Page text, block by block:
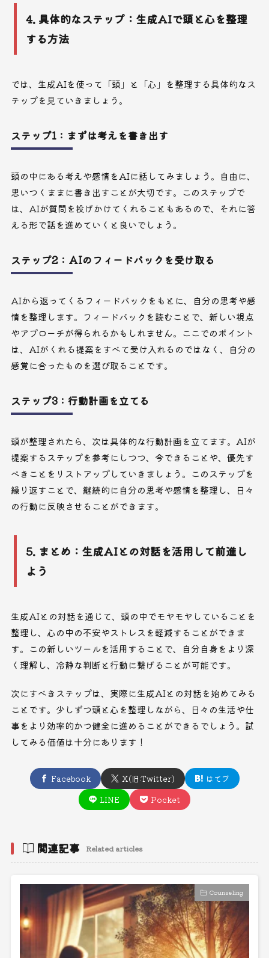
4. 具体的なステップ：生成AIで頭と心を整理
する方法
では、生成AIを使って「頭」と「心」を整理する具体的なス
テップを見ていきましょう。
ステップ1：まずは考えを書き出す
頭の中にある考えや感情をAIに話してみましょう。自由に、
思いつくままに書き出すことが大切です。このステップで
は、AIが質問を投げかけてくれることもあるので、それに答
える形で話を進めていくと良いでしょう。
ステップ2：AIのフィードバックを受け取る
AIから返ってくるフィードバックをもとに、自分の思考や感
情を整理します。フィードバックを読むことで、新しい視点
やアプローチが得られるかもしれません。ここでのポイント
は、AIがくれる提案をすべて受け入れるのではなく、自分の
感覚に合ったものを選び取ることです。
ステップ3：行動計画を立てる
頭が整理されたら、次は具体的な行動計画を立てます。AIが
提案するステップを参考にしつつ、今できることや、優先す
べきことをリストアップしていきましょう。このステップを
繰り返すことで、継続的に自分の思考や感情を整理し、日々
の行動に反映させることができます。
5. まとめ：生成AIとの対話を活用して前進し
よう
生成AIとの対話を通じて、頭の中でモヤモヤしていることを
整理し、心の中の不安やストレスを軽減することができま
す。この新しいツールを活用することで、自分自身をより深
く理解し、冷静な判断と行動に繋げることが可能です。
次にすべきステップは、実際に生成AIとの対話を始めてみる
ことです。少しずつ頭と心を整理しながら、日々の生活や仕
事をより効率的かつ健全に進めることができるでしょう。試
してみる価値は十分にあります！
Facebook X(旧:Twitter)
はてブ
LINE
Pocket
関連記事 Related articles
Counseling